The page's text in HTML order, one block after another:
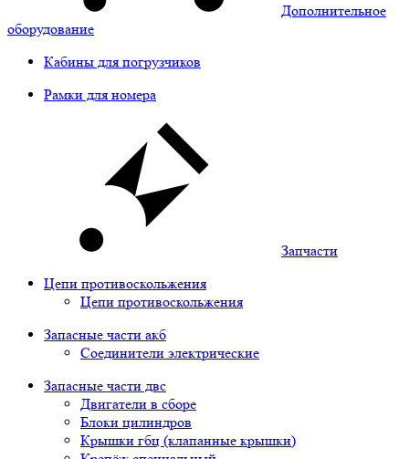
Дополнительное
оборудование
Кабины для погрузчиков
Рамки для номера
Запчасти
Цепи противоскольжения
Цепи противоскольжения
Запасные части акб
Соединители электрические
Запасные части двс
Двигатели в сборе
Блоки цилиндров
Крышки гбц (клапанные крышки)